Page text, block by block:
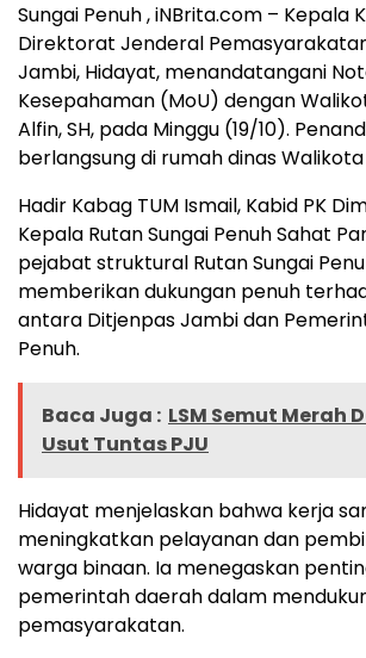
Sungai Penuh , iNBrita.com – Kepala
Direktorat Jenderal
Jambi, Hidayat, menandatangani
Kesepahaman (MoU) dengan
Alfin, SH, pada Minggu (19/10).
berlangsung di rumah dinas Walikota
Hadir Kabag TUM Ismail, Kabid PK
Kepala Rutan Sungai Penuh Sahat
pejabat struktural Rutan Sungai
memberikan dukungan penuh
antara Ditjenpas Jambi dan
Penuh.
Baca Juga : LSM Semut Merah
Usut Tuntas PJU
Hidayat menjelaskan bahwa kerja
meningkatkan pelayanan dan
warga binaan. Ia menegaskan
pemerintah daerah dalam
pemasyarakatan.